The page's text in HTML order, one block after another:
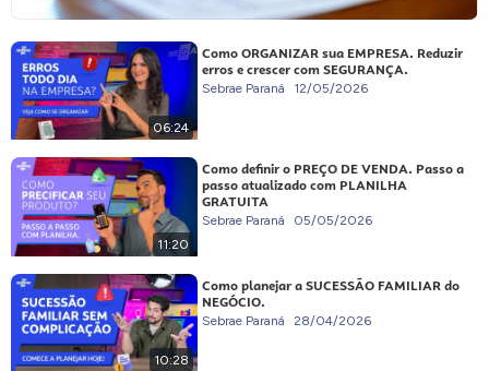
06:24
Como ORGANIZAR sua EMPRESA. Reduzir
erros e crescer com SEGURANÇA.
Sebrae Paraná 12/05/2026
11:20
Como definir o PREÇO DE VENDA. Passo a
passo atualizado com PLANILHA
GRATUITA
Sebrae Paraná 05/05/2026
10:28
Como planejar a SUCESSÃO FAMILIAR do
NEGÓCIO.
Sebrae Paraná 28/04/2026